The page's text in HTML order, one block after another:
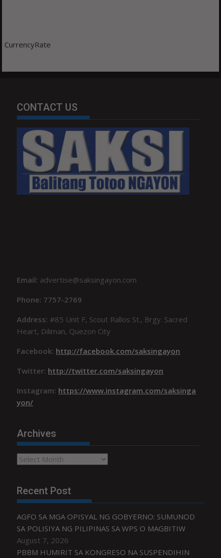
CurrencyRate
CONTACT US
Email: advertise@saksingayon.com
Phone: 7757-2769
Address:#85 Unit F, Scout Rallos St., Brgy. Sacred
Heart, Diliman, Quezon City
Facebook: http://facebook.com/saksingayon
Twitter: http://twitter.com/saksingayon
Instagram: https://www.instagram.com/saksinga
yon/
Archives
Archives
Recent Post
AGFO SA MGA OPISYAL NG GOBYERNO: SUMUNOD
SA POLISIYA NG PILIPINAS SA WPS O MAGBITIW
August 7, 2026
PBBM HUMIRIT SA KONGRESO NA SUSPENDIHIN